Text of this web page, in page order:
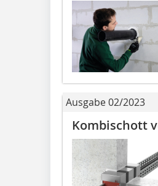
Ausgabe 02/2023
Kombischott